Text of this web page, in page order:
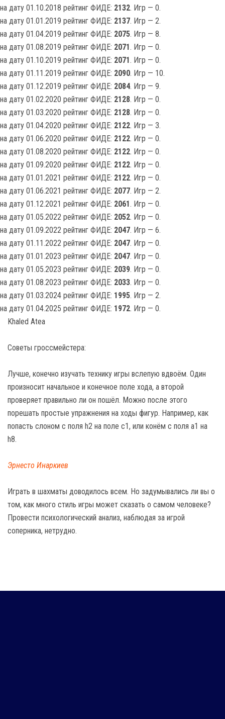
на дату 01.10.2018 рейтинг ФИДЕ: 2132. Игр — 0.
на дату 01.01.2019 рейтинг ФИДЕ: 2137. Игр — 2.
на дату 01.04.2019 рейтинг ФИДЕ: 2075. Игр — 8.
на дату 01.08.2019 рейтинг ФИДЕ: 2071. Игр — 0.
на дату 01.10.2019 рейтинг ФИДЕ: 2071. Игр — 0.
на дату 01.11.2019 рейтинг ФИДЕ: 2090. Игр — 10.
на дату 01.12.2019 рейтинг ФИДЕ: 2084. Игр — 9.
на дату 01.02.2020 рейтинг ФИДЕ: 2128. Игр — 0.
на дату 01.03.2020 рейтинг ФИДЕ: 2128. Игр — 0.
на дату 01.04.2020 рейтинг ФИДЕ: 2122. Игр — 3.
на дату 01.06.2020 рейтинг ФИДЕ: 2122. Игр — 0.
на дату 01.08.2020 рейтинг ФИДЕ: 2122. Игр — 0.
на дату 01.09.2020 рейтинг ФИДЕ: 2122. Игр — 0.
на дату 01.01.2021 рейтинг ФИДЕ: 2122. Игр — 0.
на дату 01.06.2021 рейтинг ФИДЕ: 2077. Игр — 2.
на дату 01.12.2021 рейтинг ФИДЕ: 2061. Игр — 0.
на дату 01.05.2022 рейтинг ФИДЕ: 2052. Игр — 0.
на дату 01.09.2022 рейтинг ФИДЕ: 2047. Игр — 6.
на дату 01.11.2022 рейтинг ФИДЕ: 2047. Игр — 0.
на дату 01.01.2023 рейтинг ФИДЕ: 2047. Игр — 0.
на дату 01.05.2023 рейтинг ФИДЕ: 2039. Игр — 0.
на дату 01.08.2023 рейтинг ФИДЕ: 2033. Игр — 0.
на дату 01.03.2024 рейтинг ФИДЕ: 1995. Игр — 2.
на дату 01.04.2025 рейтинг ФИДЕ: 1972. Игр — 0.
Khaled Atea
Советы гроссмейстера:
Лучше, конечно изучать технику игры вслепую вдвоём. Один
произносит начальное и конечное поле хода, а второй
проверяет правильно ли он пошёл. Можно после этого
порешать простые упражнения на ходы фигур. Например, как
попасть слоном с поля h2 на поле c1, или конём с поля a1 на
h8.
Эрнесто Инаркиев
Играть в шахматы доводилось всем. Но задумывались ли вы о
том, как много стиль игры может сказать о самом человеке?
Провести психологический анализ, наблюдая за игрой
соперника, нетрудно.